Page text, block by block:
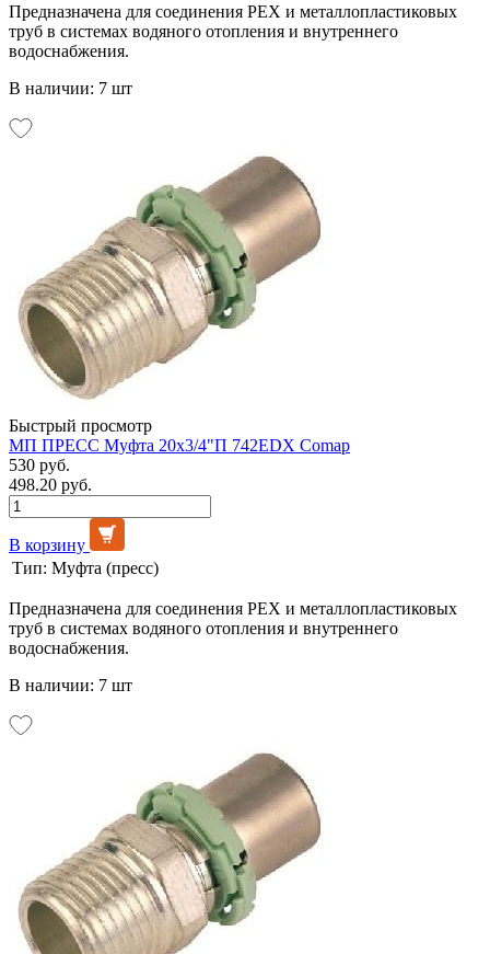
Предназначена для соединения PEX и металлопластиковых
труб в системах водяного отопления и внутреннего
водоснабжения.
В наличии: 7 шт
Быстрый просмотр
МП ПРЕСС Муфта 20х3/4"П 742EDX Comap
530 руб.
498.20 руб.
В корзину
Тип: Муфта (пресс)
Предназначена для соединения PEX и металлопластиковых
труб в системах водяного отопления и внутреннего
водоснабжения.
В наличии: 7 шт